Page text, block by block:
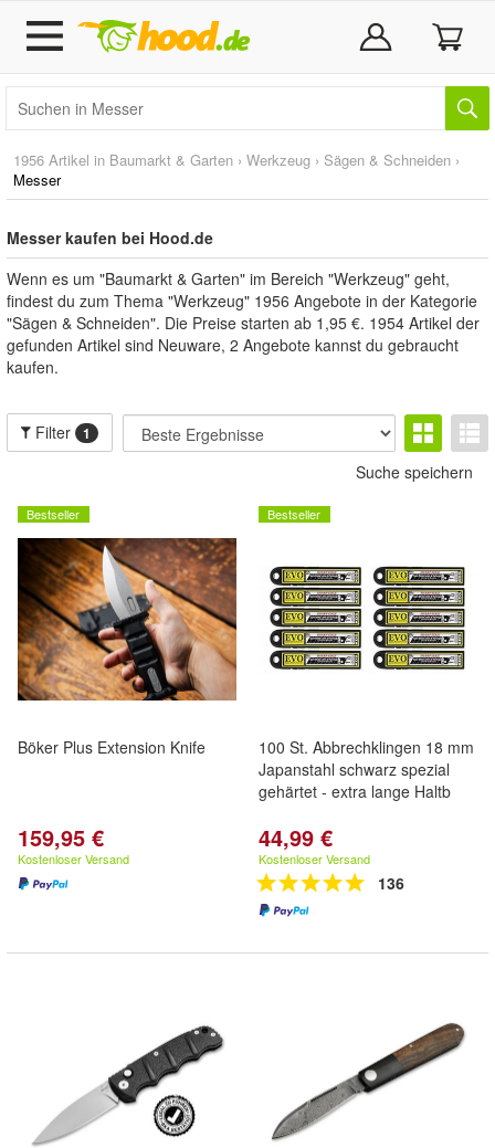
1956 Artikel in Baumarkt & Garten › Werkzeug › Sägen & Schneiden ›
Messer
Messer kaufen bei Hood.de
Wenn es um "Baumarkt & Garten" im Bereich "Werkzeug" geht,
findest du zum Thema "Werkzeug" 1956 Angebote in der Kategorie
"Sägen & Schneiden". Die Preise starten ab 1,95 €. 1954 Artikel der
gefunden Artikel sind Neuware, 2 Angebote kannst du gebraucht
kaufen.
Filter 1
Suche speichern
Bestseller
Böker Plus Extension Knife
159,95 €
Kostenloser Versand
Bestseller
100 St. Abbrechklingen 18 mm
Japanstahl schwarz spezial
gehärtet - extra lange Haltb
44,99 €
Kostenloser Versand
136